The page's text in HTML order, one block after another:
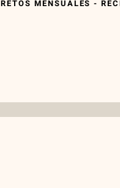
RETOS MENSUALES -